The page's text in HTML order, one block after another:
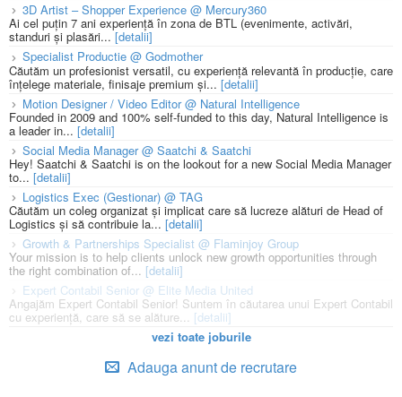
3D Artist – Shopper Experience @ Mercury360
Ai cel puțin 7 ani experiență în zona de BTL (evenimente, activări,
standuri și plasări... [detalii]
Specialist Productie @ Godmother
Căutăm un profesionist versatil, cu experiență relevantă în producție, care
înțelege materiale, finisaje premium și... [detalii]
Motion Designer / Video Editor @ Natural Intelligence
Founded in 2009 and 100% self-funded to this day, Natural Intelligence is
a leader in... [detalii]
Social Media Manager @ Saatchi & Saatchi
Hey! Saatchi & Saatchi is on the lookout for a new Social Media Manager
to... [detalii]
Logistics Exec (Gestionar) @ TAG
Căutăm un coleg organizat și implicat care să lucreze alături de Head of
Logistics și să contribuie la... [detalii]
Growth & Partnerships Specialist @ Flaminjoy Group
Your mission is to help clients unlock new growth opportunities through
the right combination of... [detalii]
Expert Contabil Senior @ Elite Media United
Angajăm Expert Contabil Senior! Suntem în căutarea unui Expert Contabil
cu experiență, care să se alăture... [detalii]
vezi toate joburile
Adauga anunt de recrutare